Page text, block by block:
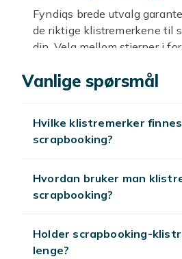
Fyndiqs brede utvalg
de riktige klistremerkene til
din. Velg mellom stjerner i
blomster, motiver fra spill,
finner massevis av hos oss!
Vi har alt til scrapbookingen
gjennom våre andre
ikke vil kjøpe alt, kan du i
inspirasjon. Og med våre
Vanlige spørsmål
Hvilke klistremerker
scrapbooking?
Hvordan bruker man
scrapbooking?
Holder scrapbooking-
lenge?